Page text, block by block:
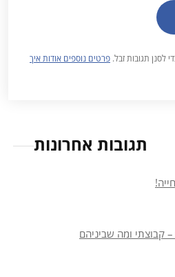
פרטים נוספים אודות איך
תגובות אחרונות